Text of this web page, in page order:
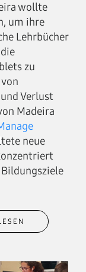
wollte
um ihre
Lehrbücher
zu
Verlust
Madeira
neue